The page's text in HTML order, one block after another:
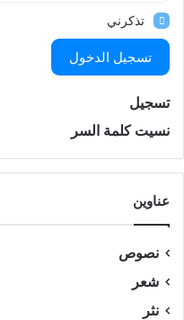
تذكرني
تسجيل الدخول
تسجيل
نسيت كلمة السر
عناوين
نصوص
شعر
نثر